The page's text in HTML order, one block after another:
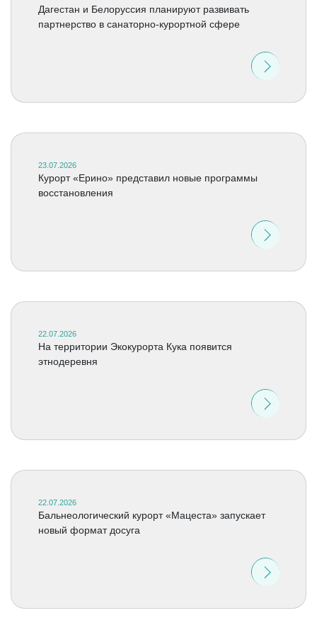
Дагестан и Белоруссия планируют развивать
партнерство в санаторно-курортной сфере
23.07.2026
Курорт «Ерино» представил новые программы
восстановления
22.07.2026
На территории Экокурорта Кука появится
этнодеревня
22.07.2026
Бальнеологический курорт «Мацеста» запускает
новый формат досуга